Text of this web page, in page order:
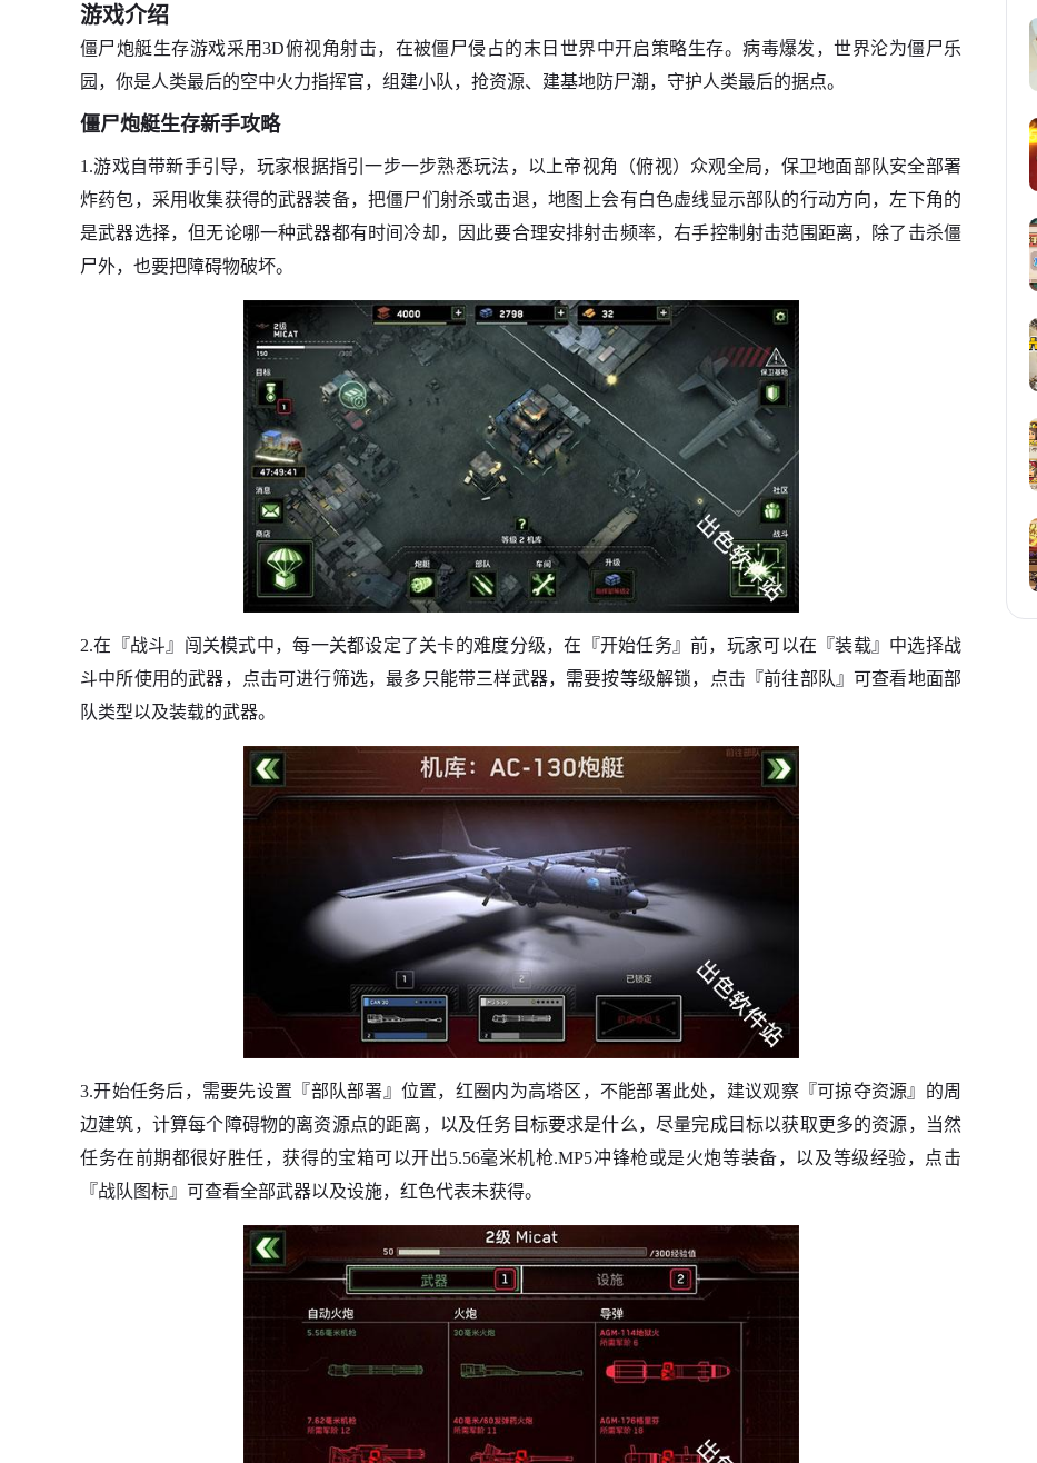
游戏介绍
僵尸炮艇生存游戏采用3D俯视角射击，在被僵尸侵占的末日世界中开启策略生存。病毒爆发，世界沦为僵尸乐
园，你是人类最后的空中火力指挥官，组建小队，抢资源、建基地防尸潮，守护人类最后的据点。
僵尸炮艇生存新手攻略
1.游戏自带新手引导，玩家根据指引一步一步熟悉玩法，以上帝视角（俯视）众观全局，保卫地面部队安全部署
炸药包，采用收集获得的武器装备，把僵尸们射杀或击退，地图上会有白色虚线显示部队的行动方向，左下角的
是武器选择，但无论哪一种武器都有时间冷却，因此要合理安排射击频率，右手控制射击范围距离，除了击杀僵
尸外，也要把障碍物破坏。
2.在『战斗』闯关模式中，每一关都设定了关卡的难度分级，在『开始任务』前，玩家可以在『装载』中选择战
斗中所使用的武器，点击可进行筛选，最多只能带三样武器，需要按等级解锁，点击『前往部队』可查看地面部
队类型以及装载的武器。
3.开始任务后，需要先设置『部队部署』位置，红圈内为高塔区，不能部署此处，建议观察『可掠夺资源』的周
边建筑，计算每个障碍物的离资源点的距离，以及任务目标要求是什么，尽量完成目标以获取更多的资源，当然
任务在前期都很好胜任，获得的宝箱可以开出5.56毫米机枪.MP5冲锋枪或是火炮等装备，以及等级经验，点击
『战队图标』可查看全部武器以及设施，红色代表未获得。